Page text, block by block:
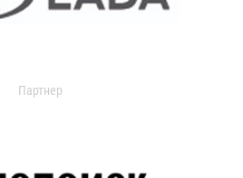
Партнер